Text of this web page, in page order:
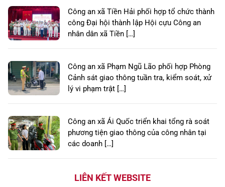
Công an xã Tiền Hải phối hợp tổ chức thành
công Đại hội thành lập Hội cựu Công an
nhân dân xã Tiền […]
Công an xã Phạm Ngũ Lão phối hợp Phòng
Cảnh sát giao thông tuần tra, kiểm soát, xử
lý vi phạm trật […]
Công an xã Ái Quốc triển khai tổng rà soát
phương tiện giao thông của công nhân tại
các doanh […]
LIÊN KẾT WEBSITE